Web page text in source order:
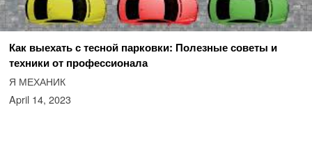
Как выехать с тесной парковки: Полезные советы и
техники от профессионала
Я МЕХАНИК
April 14, 2023